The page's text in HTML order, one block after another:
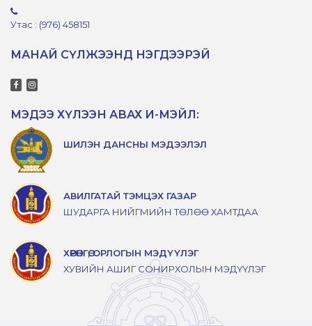
Утас : (976) 458151
МАНАЙ СҮЛЖЭЭНД НЭГДЭЭРЭЙ
МЭДЭЭ ХҮЛЭЭН АВАХ И-МЭЙЛ:
ШИЛЭН ДАНСНЫ МЭДЭЭЛЭЛ
АВИЛГАТАЙ ТЭМЦЭХ ГАЗАР
ШУДАРГА НИЙГМИЙН ТӨЛӨӨ ХАМТДАА
ХӨРӨНГӨ, ОРЛОГЫН МЭДҮҮЛЭГ
ХУВИЙН АШИГ СОНИРХОЛЫН МЭДҮҮЛЭГ